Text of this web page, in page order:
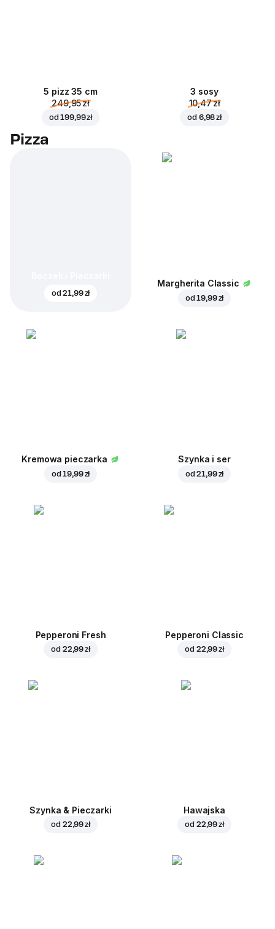
5 pizz 35 cm
249,95 zł
od199,99 zł
3 sosy
10,47 zł
od 6,98 zł
Pizza
od21,99 zł
Margherita Classic
od19,99 zł
Kremowa pieczarka
od19,99 zł
Szynka i ser
od21,99 zł
Pepperoni Fresh
od 22,99 zł
Pepperoni Classic
od 22,99 zł
Szynka & Pieczarki
od 22,99 zł
Hawajska
od 22,99 zł